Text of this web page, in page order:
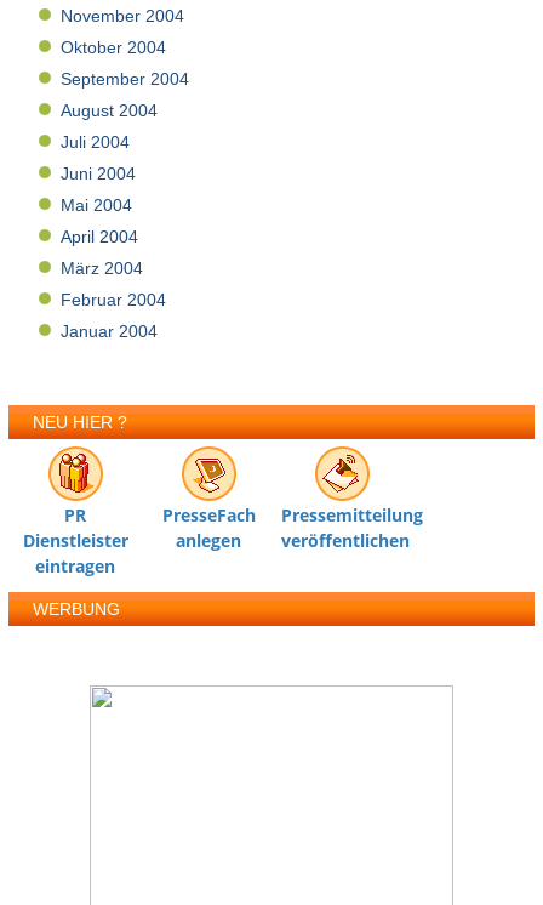
November 2004
Oktober 2004
September 2004
August 2004
Juli 2004
Juni 2004
Mai 2004
April 2004
März 2004
Februar 2004
Januar 2004
NEU HIER ?
PR
Dienstleister
eintragen
PresseFach
anlegen
Pressemitteilung
veröffentlichen
WERBUNG